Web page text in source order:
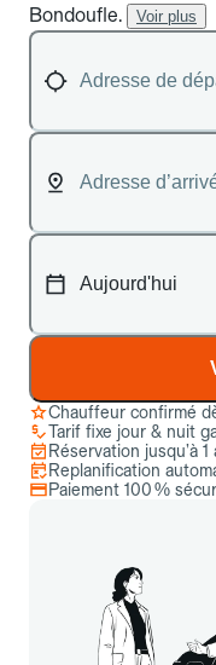
Bondoufle.
Voir plus
Chauffeur confirmé
Tarif fixe jour & nuit
Réservation jusqu’à 1
Replanification
Paiement 100 %